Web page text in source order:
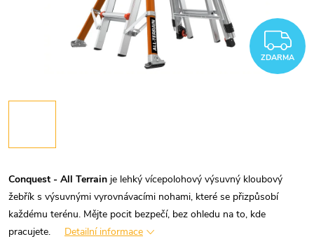
ZDARMA
Conquest - All Terrain je lehký vícepolohový výsuvný kloubový
žebřík s výsuvnými vyrovnávacími nohami, které se přizpůsobí
každému terénu. Mějte pocit bezpečí, bez ohledu na to, kde
pracujete.
Detailní informace